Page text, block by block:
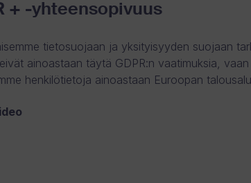
+ -yhteensopivuus
tietosuojaan ja yksityisyyden suojaan
ainoastaan täytä GDPR:n vaatimuksia,
henkilötietoja ainoastaan Euroopan